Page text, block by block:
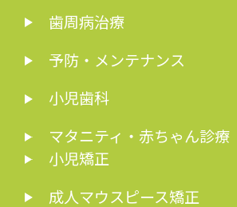
歯周病治療
予防・メンテナンス
小児歯科
マタニティ・赤ちゃん診療
小児矯正
成人マウスピース矯正